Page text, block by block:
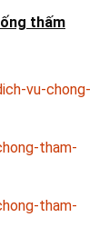
thấm
vu-chong-
tham-
tham-